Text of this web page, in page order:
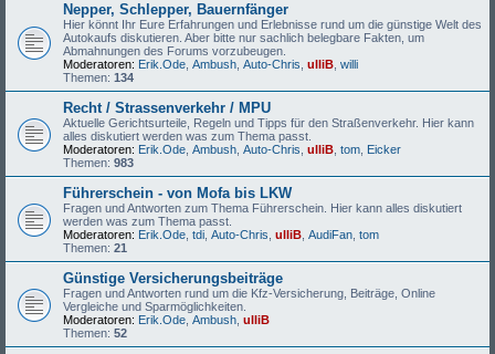
Nepper, Schlepper, Bauernfänger
Hier könnt Ihr Eure Erfahrungen und Erlebnisse rund um die günstige Welt des
Autokaufs diskutieren. Aber bitte nur sachlich belegbare Fakten, um
Abmahnungen des Forums vorzubeugen.
Moderatoren: Erik.Ode Ambush Auto-Chris ulliB willi
Themen: 134
Recht / Strassenverkehr / MPU
Aktuelle Gerichtsurteile, Regeln und Tipps für den Straßenverkehr. Hier kann
alles diskutiert werden was zum Thema passt.
Moderatoren: Erik.Ode Ambush Auto-Chris ulliB tom Eicker
Themen: 983
Führerschein - von Mofa bis LKW
Fragen und Antworten zum Thema Führerschein. Hier kann alles diskutiert
werden was zum Thema passt.
Moderatoren: Erik.Ode tdi Auto-Chris ulliB AudiFan tom
Themen: 21
Günstige Versicherungsbeiträge
Fragen und Antworten rund um die Kfz-Versicherung, Beiträge, Online
Vergleiche und Sparmöglichkeiten.
Moderatoren: Erik.Ode Ambush ulliB
Themen: 52